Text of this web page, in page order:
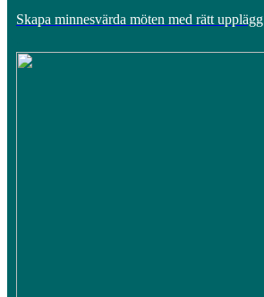
Skapa minnesvärda möten med rätt upplägg